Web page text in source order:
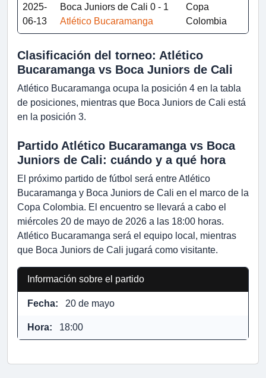
2025-
06-13
Boca Juniors de Cali 0 - 1
Atlético Bucaramanga
Copa
Colombia
Clasificación del torneo: Atlético
Bucaramanga vs Boca Juniors de Cali
Atlético Bucaramanga ocupa la posición 4 en la tabla
de posiciones, mientras que Boca Juniors de Cali está
en la posición 3.
Partido Atlético Bucaramanga vs Boca
Juniors de Cali: cuándo y a qué hora
El próximo partido de fútbol será entre Atlético
Bucaramanga y Boca Juniors de Cali en el marco de la
Copa Colombia. El encuentro se llevará a cabo el
miércoles 20 de mayo de 2026 a las 18:00 horas.
Atlético Bucaramanga será el equipo local, mientras
que Boca Juniors de Cali jugará como visitante.
Información sobre el partido
Fecha: 20 de mayo
Hora: 18:00